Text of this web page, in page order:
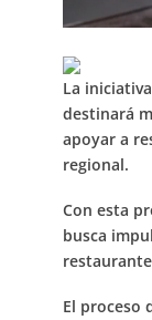
La
destinará
apoyar a
regional.
Con esta
busca
El proceso